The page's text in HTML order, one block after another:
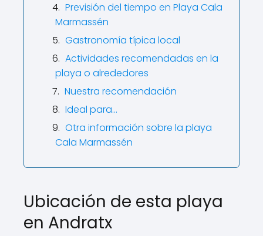
Previsión del tiempo en Playa Cala
Marmassén
Gastronomía típica local
Actividades recomendadas en la
playa o alrededores
Nuestra recomendación
Ideal para…
Otra información sobre la playa
Cala Marmassén
Ubicación de esta playa
en Andratx